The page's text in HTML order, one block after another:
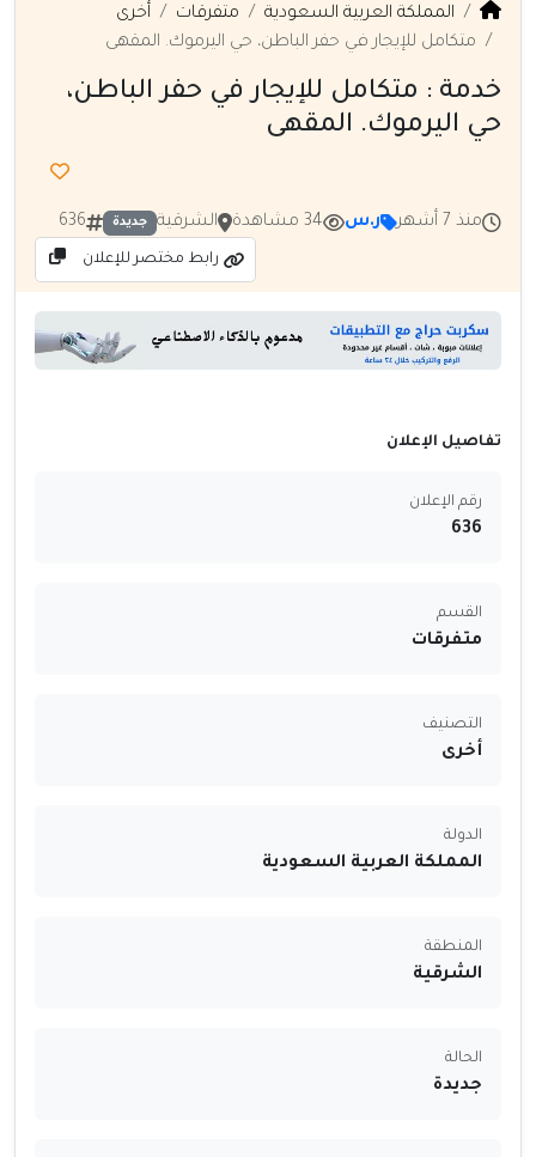
المملكة العربية السعودية متفرقات
أخرى
متكامل للإيجار في حفر الباطن، حي اليرموك. المقهى
خدمة : متكامل للإيجار في حفر الباطن،
حي اليرموك. المقهى
منذ 7 أشهر ر.س 34 مشاهدة الشرقية جديدة 636
رابط مختصر للإعلان
تفاصيل الإعلان
رقم الإعلان
636
القسم
متفرقات
التصنيف
أخرى
الدولة
المملكة العربية السعودية
المنطقة
الشرقية
الحالة
جديدة